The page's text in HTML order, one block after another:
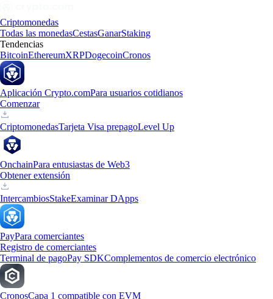
Criptomonedas
Todas las monedasCestasGanarStaking
Tendencias
BitcoinEthereumXRPDogecoinCronos
Aplicación Crypto.comPara usuarios cotidianos
Comenzar
CriptomonedasTarjeta Visa prepagoLevel Up
OnchainPara entusiastas de Web3
Obtener extensión
IntercambiosStakeExaminar DApps
PayPara comerciantes
Registro de comerciantes
Terminal de pagoPay SDKComplementos de comercio electrónico
CronosCapa 1 compatible con EVM